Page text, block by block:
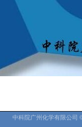
中科院广州化学有限公司